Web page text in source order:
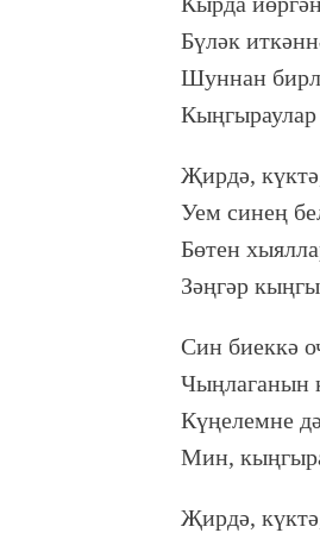
Бүләк
Шуннан
Җирдә,
Уем синең
Бөтен
Зәңгәр
Син биеккә
Чыңлаганын
Күңелемне
Мин,
Җирдә,